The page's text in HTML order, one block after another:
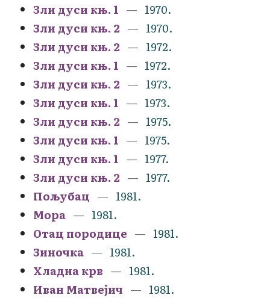
Зли дуси књ. 1
1970.
Зли дуси књ. 2
1970.
Зли дуси књ. 2
1972.
Зли дуси књ. 1
1972.
Зли дуси књ. 2
1973.
Зли дуси књ. 1
1973.
Зли дуси књ. 2
1975.
Зли дуси књ. 1
1975.
Зли дуси књ. 1
1977.
Зли дуси књ. 2
1977.
Пољубац
1981.
Мора
1981.
Отац породице
1981.
Зиночка
1981.
Хладна крв
1981.
Иван Матвејич
1981.